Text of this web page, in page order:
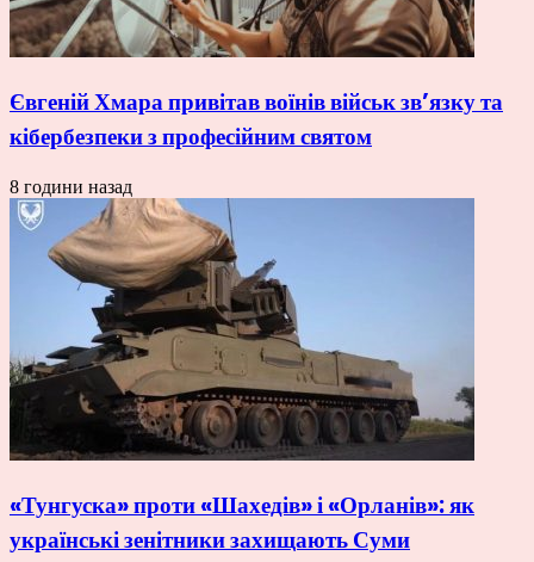
Євгеній Хмара привітав воїнів військ зв’язку та
кібербезпеки з професійним святом
8 години назад
«Тунгуска» проти «Шахедів» і «Орланів»: як
українські зенітники захищають Суми